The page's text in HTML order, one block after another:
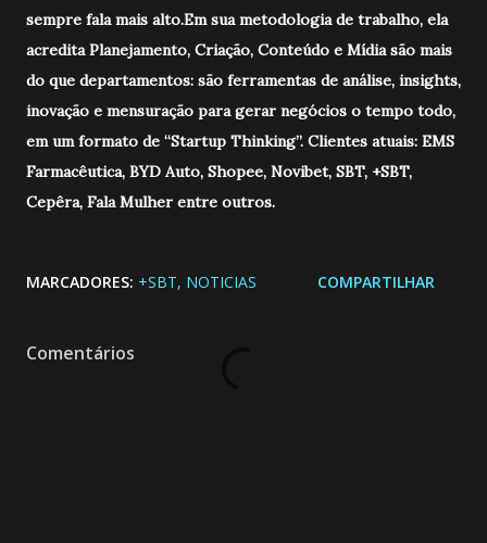
sempre fala mais alto.Em sua metodologia de trabalho, ela
acredita Planejamento, Criação, Conteúdo e Mídia são mais
do que departamentos: são ferramentas de análise, insights,
inovação e mensuração para gerar negócios o tempo todo,
em um formato de “Startup Thinking”. Clientes atuais: EMS
Farmacêutica, BYD Auto, Shopee, Novibet, SBT, +SBT,
Cepêra, Fala Mulher entre outros.
MARCADORES: +SBT NOTICIAS COMPARTILHAR
Comentários